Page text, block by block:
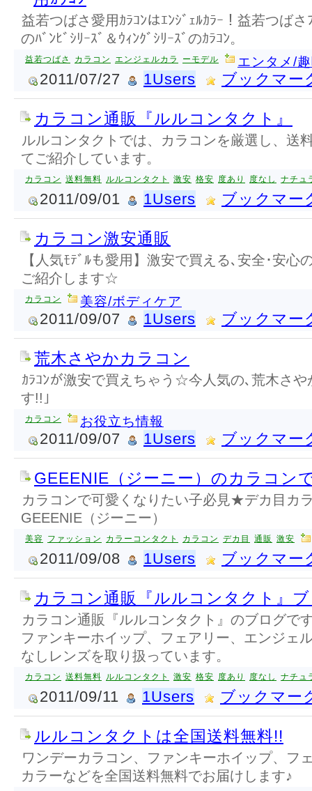
益若つばさ愛用ｶﾗｺﾝはｴﾝｼﾞｪﾙｶﾗｰ！益若つばさ
のﾊﾞﾝﾋﾞｼﾘｰｽﾞ＆ｳｨﾝｸﾞｼﾘｰｽﾞのｶﾗｺﾝ。
益若つばさ カラコン エンジェルカラ ーモデル エンタメ/
2011/07/27 1Users ブックマー
カラコン通販『ルルコンタクト』
ルルコンタクトでは、カラコンを厳選し、送
てご紹介しています。
カラコン 送料無料 ルルコンタクト 激安 格安 度あり 度なし ナチュ
2011/09/01 1Users ブックマー
カラコン激安通販
【人気ﾓﾃﾞﾙも愛用】激安で買える､安全･安心
ご紹介します☆
カラコン 美容/ボディケア
2011/09/07 1Users ブックマー
荒木さやかカラコン
ｶﾗｺﾝが激安で買えちゃう☆今人気の､荒木さや
す!!｣
カラコン お役立ち情報
2011/09/07 1Users ブックマー
GEEENIE（ジーニー）のカラコン
カラコンで可愛くなりたい子必見★デカ目カ
GEEENIE（ジーニー）
美容 ファッション カラーコンタクト カラコン デカ目 通販 激安
2011/09/08 1Users ブックマー
カラコン通販『ルルコンタクト』
カラコン通販『ルルコンタクト』のブログで
ファンキーホイップ、フェアリー、エンジェ
なしレンズを取り扱っています。
カラコン 送料無料 ルルコンタクト 激安 格安 度あり 度なし ナチュ
2011/09/11 1Users ブックマー
ルルコンタクトは全国送料無料!!
ワンデーカラコン、ファンキーホイップ、フ
カラーなどを全国送料無料でお届けします♪